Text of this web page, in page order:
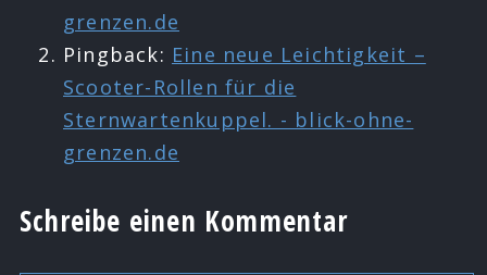
grenzen.de
Pingback: Eine neue Leichtigkeit –
Scooter-Rollen für die
Sternwartenkuppel. - blick-ohne-
grenzen.de
Schreibe einen Kommentar